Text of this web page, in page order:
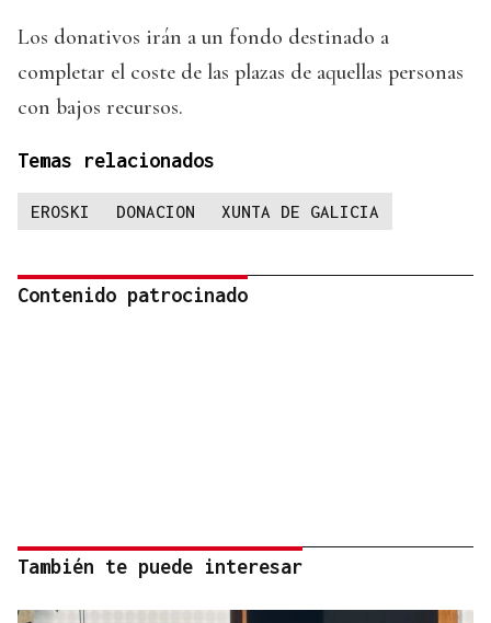
Los donativos irán a un fondo destinado a
completar el coste de las plazas de aquellas personas
con bajos recursos.
Temas relacionados
EROSKI DONACION XUNTA DE GALICIA
Contenido patrocinado
También te puede interesar